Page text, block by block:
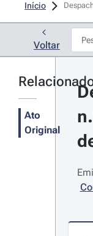
Início
Voltar
Ato
Original